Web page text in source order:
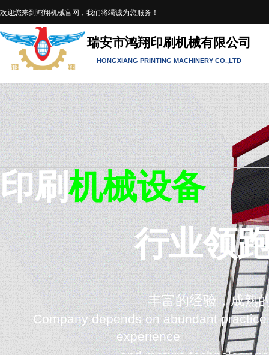
欢迎您来到鸿翔机械官网，我们将竭诚为您服务！
瑞安市鸿翔印刷机械有限公司
HONGXIANG PRINTING MACHINERY CO.,LTD
印刷机械设备
行业领
丰富的经验，成熟
Company depends on abundant practice
experience